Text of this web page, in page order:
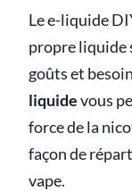
Le e-liquide
propre liquide
goûts et
liquidevous
force de la
façon de
vape.